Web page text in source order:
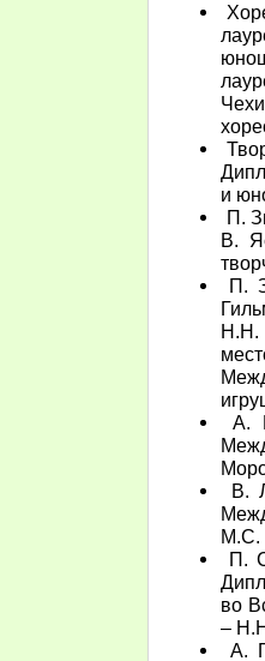
и
П.
В.
П.
Н.Н.
А.
В.
М.С.
П.
во
–
А.